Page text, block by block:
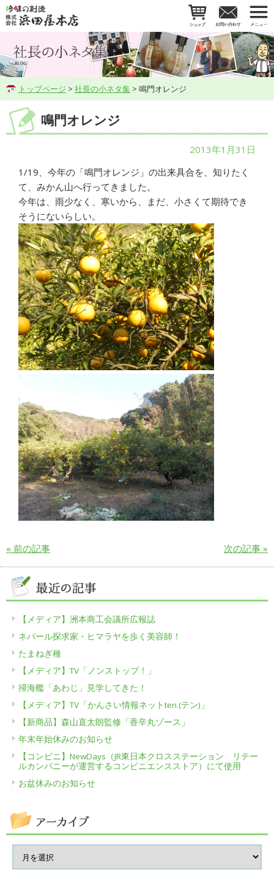
トップページ > 社長の小ネタ集 > 鳴門オレンジ
鳴門オレンジ
2013年1月31日
1/19、今年の「鳴門オレンジ」の出来具合を、知りたく
て、みかん山へ行ってきました。
今年は、雨少なく、寒いから、まだ、小さくて期待でき
そうにないらしい。
« 前の記事 次の記事 »
【メディア】洲本商工会議所広報誌
ネパール探求家・ヒマラヤを歩く美容師！
たまねぎ種
【メディア】TV「ノンストップ！」
掃海艦「あわじ」見学してきた！
【メディア】TV「かんさい情報ネットten.(テン)」
【新商品】森山直太朗監修「香辛丸ゾース」
年末年始休みのお知らせ
【コンビニ】NewDays（JR東日本クロスステーション リテー
ルカンパニーが運営するコンビニエンスストア）にて使用
お盆休みのお知らせ